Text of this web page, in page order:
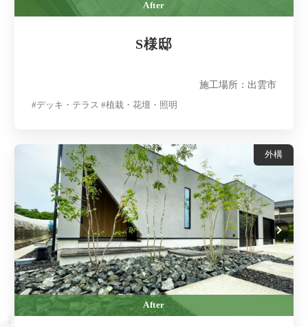
After
S様邸
施工場所：出雲市
#デッキ・テラス #植栽・花壇・照明
After
外構